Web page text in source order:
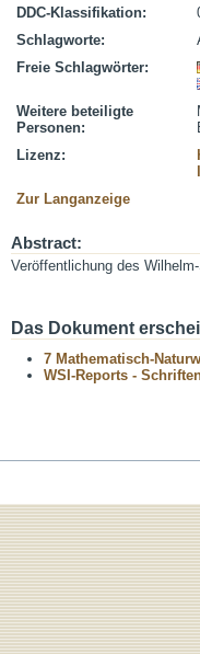
DDC-Klassifikation:
Schlagworte:
Freie Schlagwörter:
Weitere beteiligte
Personen:
Lizenz:
Zur Langanzeige
Abstract:
Veröffentlichung des
Das Dokument
7 Mathematisch-
WSI-Reports -